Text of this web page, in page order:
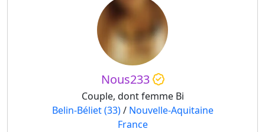
Nous233
Couple, dont femme Bi
Belin-Béliet (33)/ Nouvelle-Aquitaine
France